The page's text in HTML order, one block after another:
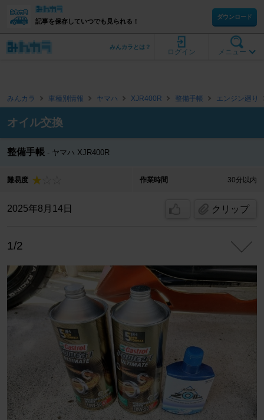
記事を保存していつでも見られる！
ダウンロード
メニュー
ログイン
みんカラとは？
みんカラ 車種別情報 ヤマハ XJR400R 整備手帳 エンジン廻り
オイル交換
整備手帳 ヤマハ XJR400R
難易度 作業時間 30分以内
2025年8月14日 クリップ
1/2